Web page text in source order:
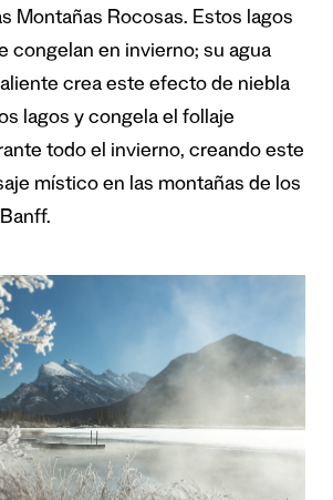
Montañas Rocosas. Estos lagos
congelan en invierno; su agua
crea este efecto de niebla
lagos y congela el follaje
todo el invierno, creando este
místico en las montañas de los